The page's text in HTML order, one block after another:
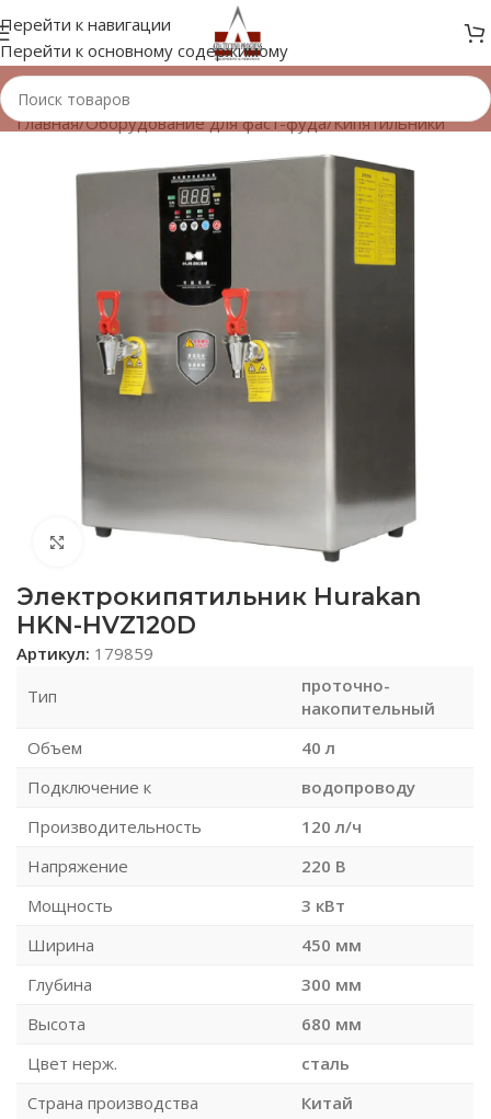
Перейти к навигации
Перейти к основному содержимому
Главная/Оборудование для фаст-фуда/Кипятильники
Нажмите, чтобы увеличить
Электрокипятильник Hurakan
HKN-HVZ120D
Артикул: 179859
Тип
проточно-
накопительный
Объем
40 л
Подключение к
водопроводу
Производительность
120 л/ч
Напряжение
220 В
Мощность
3 кВт
Ширина
450 мм
Глубина
300 мм
Высота
680 мм
Цвет нерж.
сталь
Страна производства
Китай